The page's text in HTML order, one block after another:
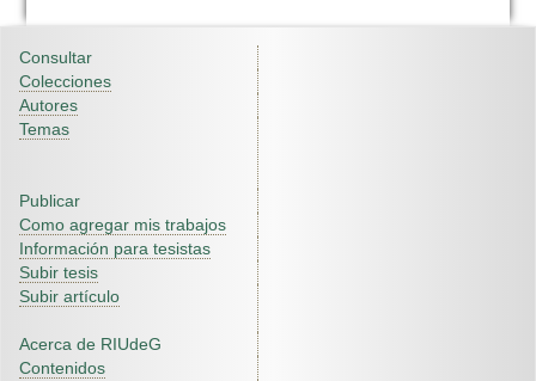
Consultar
Colecciones
Autores
Temas
Publicar
Como agregar mis trabajos
Información para tesistas
Subir tesis
Subir artículo
Acerca de RIUdeG
Contenidos